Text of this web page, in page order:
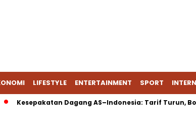
LIFESTYLE ENTERTAINMENT SPORT
Kesepakatan Dagang AS–Indonesia: Tarif Turun,